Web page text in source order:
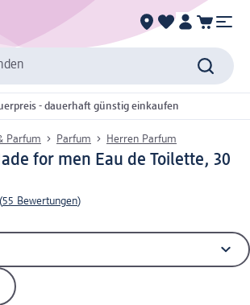
- dauerhaft günstig einkaufen
Parfum Parfum Herren Parfum
for men Eau de Toilette, 30
(55 Bewertungen)